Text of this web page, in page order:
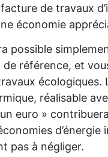
de travaux
économie
possible
de référence, et
écologiques.
réalisable
euro »
pas à négliger.